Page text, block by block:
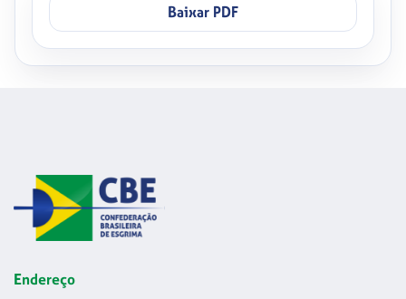
Baixar PDF
Endereço